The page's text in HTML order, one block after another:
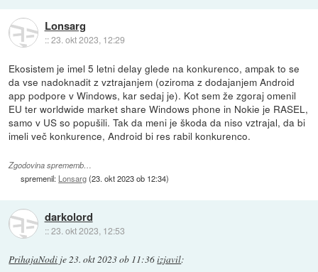
Lonsarg
::23. okt 2023, 12:29
Ekosistem je imel 5 letni delay glede na konkurenco, ampak to se
da vse nadoknadit z vztrajanjem (oziroma z dodajanjem Android
app podpore v Windows, kar sedaj je). Kot sem že zgoraj omenil
EU ter worldwide market share Windows phone in Nokie je RASEL,
samo v US so popušili. Tak da meni je škoda da niso vztrajal, da bi
imeli več konkurence, Android bi res rabil konkurenco.
Zgodovina sprememb…
spremenil: Lonsarg(23. okt 2023 ob 12:34)
darkolord
::23. okt 2023, 12:53
PrihajaNodi je23. okt 2023 ob 11:36izjavil: